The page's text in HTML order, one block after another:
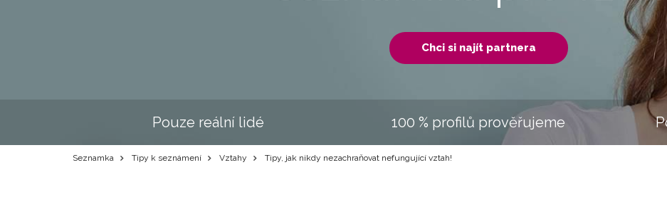
Chci si najít partnera
Pouze reální lidé 100 % profilů prověřujeme
Seznamka Tipy k seznámení Vztahy Tipy, jak nikdy nezachraňovat nefungující vztah!